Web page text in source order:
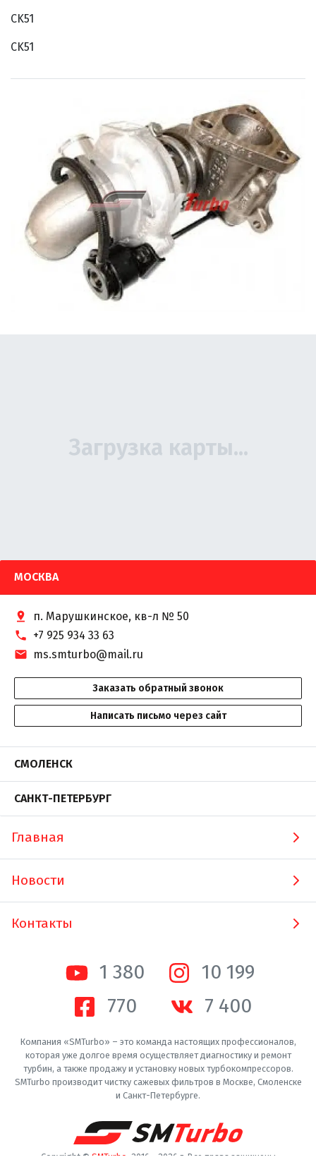
CK51
CK51
МОСКВА
п. Марушкинское, кв-л № 50
+7 925 934 33 63
ms.smturbo@mail.ru
Заказать обратный звонок
Написать письмо через сайт
СМОЛЕНСК
САНКТ-ПЕТЕРБУРГ
Главная
Новости
Контакты
1 380
10 200
770
7 400
Компания «SMTurbo» – это команда настоящих профессионалов,
которая уже долгое время осуществляет диагностику и ремонт
турбин, а также продажу и установку новых турбокомпрессоров.
SMTurbo производит чистку сажевых фильтров в Москве, Смоленске
и Санкт-Петербурге.
Copyright © SMTurbo . 2016 - 2026 г. Все права защищены